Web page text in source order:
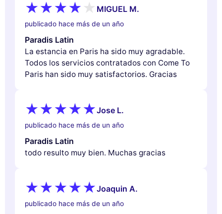
MIGUEL M.
publicado hace más de un año
Paradis Latin
La estancia en Paris ha sido muy agradable.
Todos los servicios contratados con Come To
Paris han sido muy satisfactorios. Gracias
Jose L.
publicado hace más de un año
Paradis Latin
todo resulto muy bien. Muchas gracias
Joaquin A.
publicado hace más de un año